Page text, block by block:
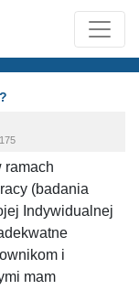
ramach
(badania
Indywidualnej
i
mam